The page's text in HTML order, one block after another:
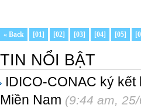
« Back [01] [02] [03] [04] [05] [
TIN NỔI BẬT
IDICO-CONAC ký
Miền Nam (9:44 am,